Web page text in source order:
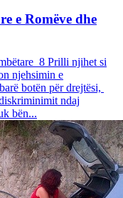
e Romëve dhe
8 Prilli njihet si
njehsimin e
botën për drejtësi,
ndaj
bën...